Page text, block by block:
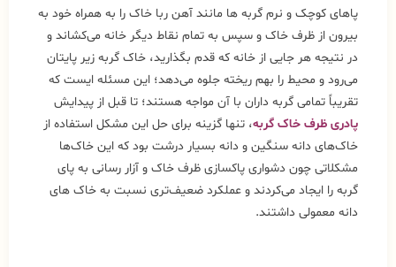
پاهای کوچک و نرم گربه ها مانند آهن ربا خاک را به همراه خود به
بیرون از ظرف خاک و سپس به تمام نقاط دیگر خانه می‌کشاند و
در نتیجه هر جایی از خانه که قدم بگذارید، خاک گربه زیر پایتان
می‌‌رود و محیط را بهم ریخته جلوه می‌دهد؛ این مسئله‌ ایست که
تقریباً تمامی گربه داران با آن مواجه هستند؛ تا قبل از پیدایش
پادری ظرف خاک گربه، تنها گزینه برای حل این مشکل استفاده از
خاک‌های دانه سنگین و دانه بسیار درشت بود که این خاک‌ها
مشکلاتی چون دشواری پاکسازی ظرف خاک و آزار رسانی به پای
گربه را ایجاد می‌کردند و عملکرد ضعیف‌تری نسبت به خاک های
دانه معمولی داشتند.